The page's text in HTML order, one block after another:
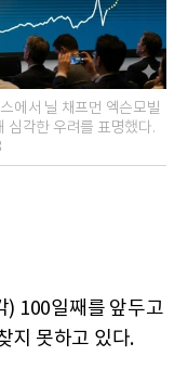
에서 닐 채프먼 엑슨모빌
심각한 우려를 표명했다.
) 100일째를 앞두고
지 못하고 있다.